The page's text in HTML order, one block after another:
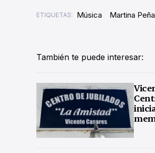
ETIQUETAS: Música Martina Peña
También te puede interesar: